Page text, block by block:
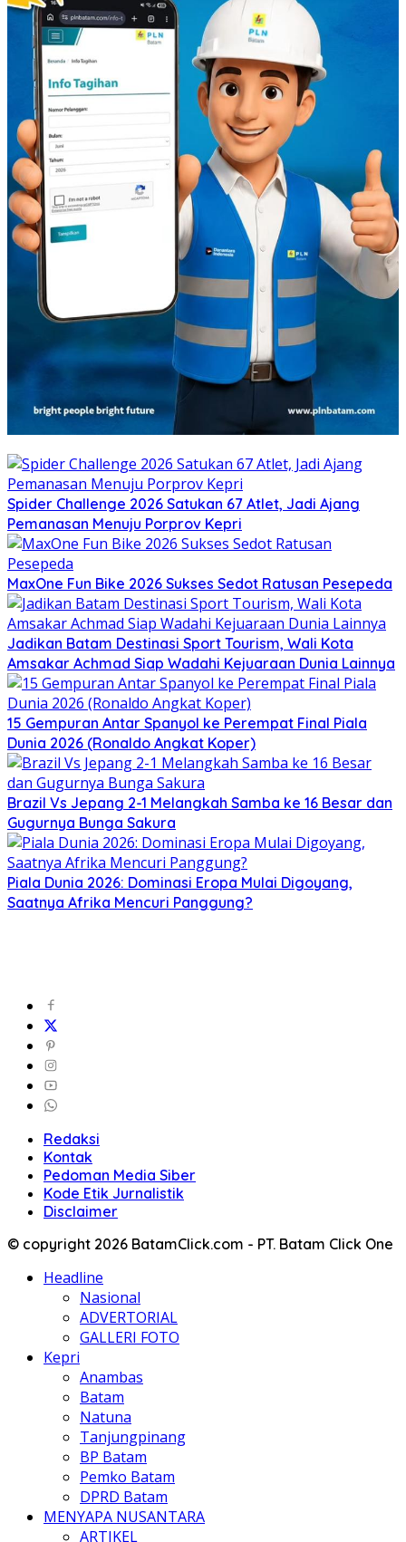
Spider Challenge 2026 Satukan 67 Atlet, Jadi Ajang
Pemanasan Menuju Porprov Kepri
MaxOne Fun Bike 2026 Sukses Sedot Ratusan Pesepeda
Jadikan Batam Destinasi Sport Tourism, Wali Kota
Amsakar Achmad Siap Wadahi Kejuaraan Dunia Lainnya
15 Gempuran Antar Spanyol ke Perempat Final Piala
Dunia 2026 (Ronaldo Angkat Koper)
Brazil Vs Jepang 2-1 Melangkah Samba ke 16 Besar dan
Gugurnya Bunga Sakura
Piala Dunia 2026: Dominasi Eropa Mulai Digoyang,
Saatnya Afrika Mencuri Panggung?
Redaksi
Kontak
Pedoman Media Siber
Kode Etik Jurnalistik
Disclaimer
© copyright 2026 BatamClick.com - PT. Batam Click One
Headline
Nasional
ADVERTORIAL
GALLERI FOTO
Kepri
Anambas
Batam
Natuna
Tanjungpinang
BP Batam
Pemko Batam
DPRD Batam
MENYAPA NUSANTARA
ARTIKEL